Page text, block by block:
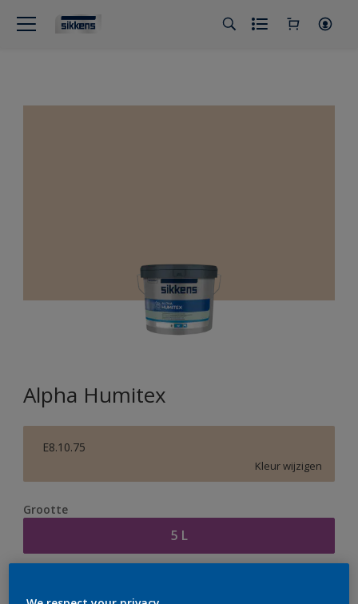
Alpha Humitex
E8.10.75
Kleur wijzigen
Grootte
5 L